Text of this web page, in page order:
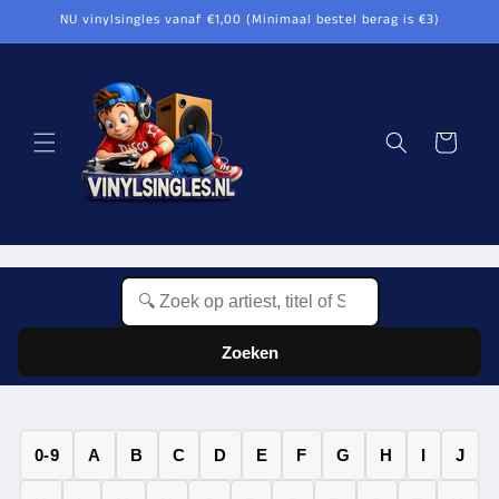
naar de
content
NU vinylsingles vanaf €1,00 (Minimaal bestel berag is €3)
Winkelwagen
Zoeken
0-9 A B C D E F G H I J